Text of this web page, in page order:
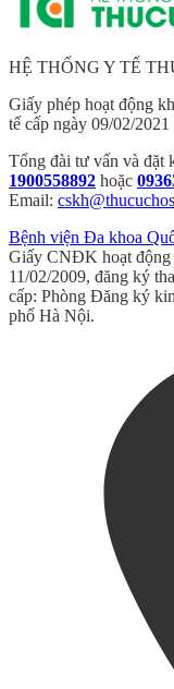
HỆ THỐNG Y TẾ
Giấy phép hoạt động
tế cấp ngày 09/02/2021
Tổng đài tư vấn và đặt
1900558892 hoặc
Email:
Bệnh viện Đa khoa
Giấy CNĐK hoạt động
11/02/2009, đăng ký
cấp: Phòng Đăng ký
phố Hà Nội.